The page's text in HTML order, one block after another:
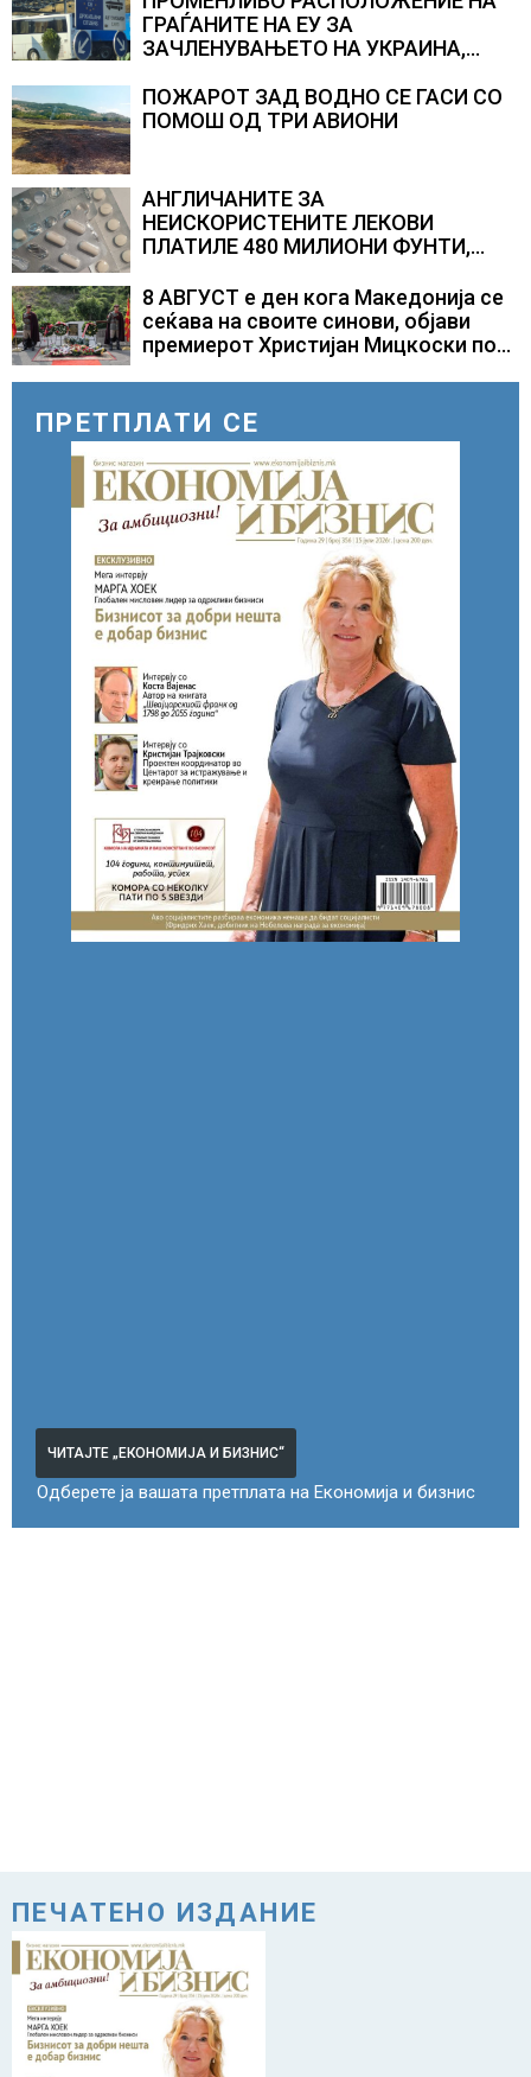
ГРАЃАНИТЕ НА ЕУ ЗА
ЗАЧЛЕНУВАЊЕТО НА УКРАИНА,
Полска, Франција и Германија
ПОЖАРОТ ЗАД ВОДНО СЕ ГАСИ СО
ПОМОШ ОД ТРИ АВИОНИ
АНГЛИЧАНИТЕ ЗА
НЕИСКОРИСТЕНИТЕ ЛЕКОВИ
ПЛАТИЛЕ 480 МИЛИОНИ ФУНТИ,
само лекови што навистина им се
потребни
8 АВГУСТ е ден кога Македонија се
сеќава на своите синови, објави
премиерот Христијан Мицкоски по
прилепски бранители
ПРЕТПЛАТИ СЕ
ЧИТАЈТЕ „ЕКОНОМИЈА И БИЗНИС“
Одберете ја вашата претплата на Економија и бизнис
ПЕЧАТЕНО ИЗДАНИЕ